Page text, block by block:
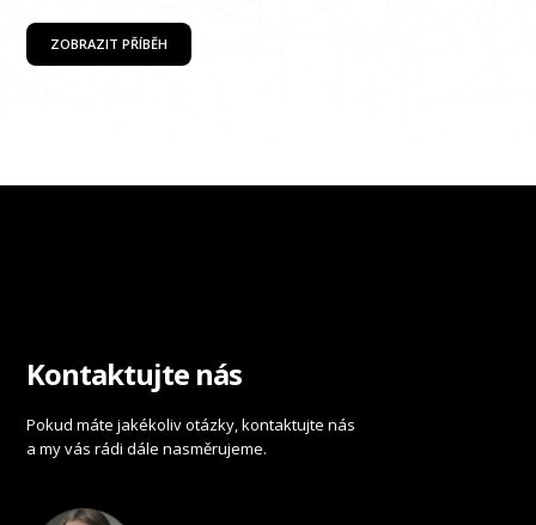
ZOBRAZIT PŘÍBĚH
Kontaktujte nás
Pokud máte jakékoliv otázky, kontaktujte nás
a my vás rádi dále nasměrujeme.